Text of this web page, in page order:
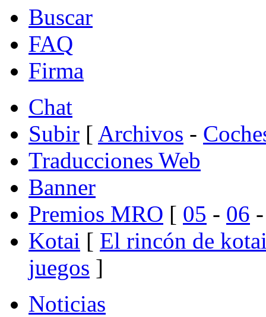
Buscar
FAQ
Firma
Chat
Subir [ Archivos -
Traducciones Web
Banner
Premios MRO [ 05 - 06
Kotai [ El rincón de
juegos ]
Noticias